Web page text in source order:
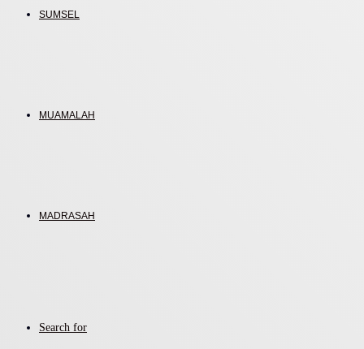
SUMSEL
MUAMALAH
MADRASAH
Search for